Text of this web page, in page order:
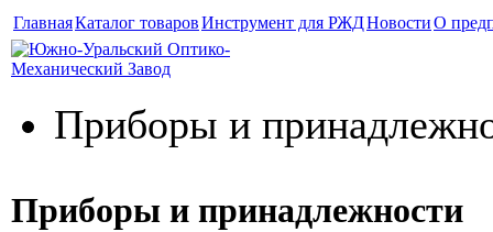
ГлавнаяКаталог товаровИнструмент для РЖДНовостиО
Приборы и
Приборы и принадлежности